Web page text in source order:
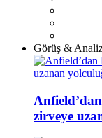
Görüş &
zirveye